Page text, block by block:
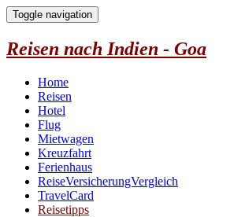
Toggle navigation
Reisen nach Indien - Goa
Home
Reisen
Hotel
Flug
Mietwagen
Kreuzfahrt
Ferienhaus
ReiseVersicherungVergleich
TravelCard
Reisetipps